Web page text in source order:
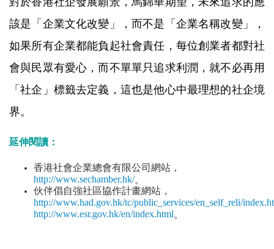
該是「企業文化改變」，而不是「企業名稱改變」，
如果所有企業都能負起社會責任，每位創業者都對社
會與民眾有愛心，而不單單只追求利潤，就不必再用
「社企」標籤去定義，這也是他心中最理想的社企境
界。
延伸閱讀：
香港社會企業總會有限公司網站，
http://www.sechamber.hk/。
伙伴倡自強社區協作計畫網站，
http://www.had.gov.hk/tc/public_services/en_self_reli/
http://www.esr.gov.hk/en/index.html